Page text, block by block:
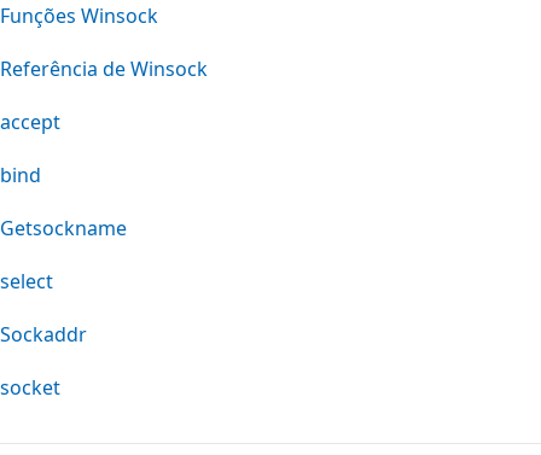
Funções Winsock
Referência de Winsock
accept
bind
Getsockname
select
Sockaddr
socket